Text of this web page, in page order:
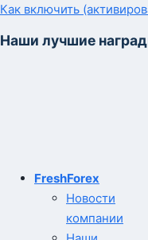
Как включить
Наши лучшие
FreshForex
Новости
компании